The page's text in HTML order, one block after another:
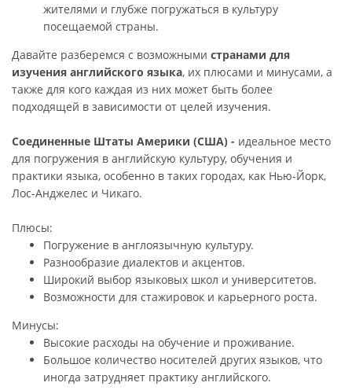
жителями и глубже погружаться в культуру
посещаемой страны.
Давайте разберемся с возможными странами для
изучения английского языка, их плюсами и минусами, а
также для кого каждая из них может быть более
подходящей в зависимости от целей изучения.
Соединенные Штаты Америки (США) - идеальное место
для погружения в английскую культуру, обучения и
практики языка, особенно в таких городах, как Нью-Йорк,
Лос-Анджелес и Чикаго.
Плюсы:
Погружение в англоязычную культуру.
Разнообразие диалектов и акцентов.
Широкий выбор языковых школ и университетов.
Возможности для стажировок и карьерного роста.
Минусы:
Высокие расходы на обучение и проживание.
Большое количество носителей других языков, что
иногда затрудняет практику английского.